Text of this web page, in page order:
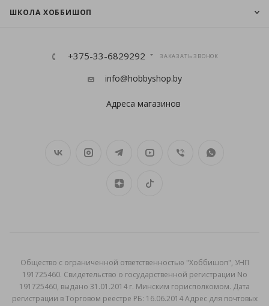
ШКОЛА ХОББИШОП
+375-33-6829292 ЗАКАЗАТЬ ЗВОНОК
info@hobbyshop.by
Адреса магазинов
Общеcтво с ограниченной ответственностью "Хоббишоп", УНП
191725460. Свидетельство о государственной регистрации No
191725460, выдано 31.01.2014 г. Минским горисполкомом. Дата
регистрации в Торговом реестре РБ: 16.06.2014 Адрес для почтовых